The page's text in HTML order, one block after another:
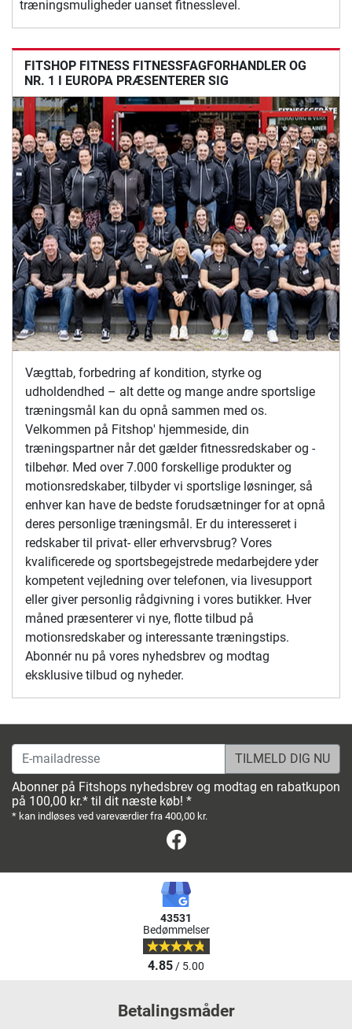
træningsmuligheder uanset fitnesslevel.
FITSHOP FITNESS FITNESSFAGFORHANDLER OG
NR. 1 I EUROPA PRÆSENTERER SIG
Vægttab, forbedring af kondition, styrke og
udholdendhed – alt dette og mange andre sportslige
træningsmål kan du opnå sammen med os.
Velkommen på Fitshop' hjemmeside, din
træningspartner når det gælder fitnessredskaber og -
tilbehør. Med over 7.000 forskellige produkter og
motionsredskaber, tilbyder vi sportslige løsninger, så
enhver kan have de bedste forudsætninger for at opnå
deres personlige træningsmål. Er du interesseret i
redskaber til privat- eller erhvervsbrug? Vores
kvalificerede og sportsbegejstrede medarbejdere yder
kompetent vejledning over telefonen, via livesupport
eller giver personlig rådgivning i vores butikker. Hver
måned præsenterer vi nye, flotte tilbud på
motionsredskaber og interessante træningstips.
Abonnér nu på vores nyhedsbrev og modtag
eksklusive tilbud og nyheder.
E-mailadresse
Abonner på Fitshops nyhedsbrev og modtag en rabatkupon
på 100,00 kr.* til dit næste køb! *
* kan indløses ved vareværdier fra 400,00 kr.
43531
Bedømmelser
4.85/ 5.00
Betalingsmåder